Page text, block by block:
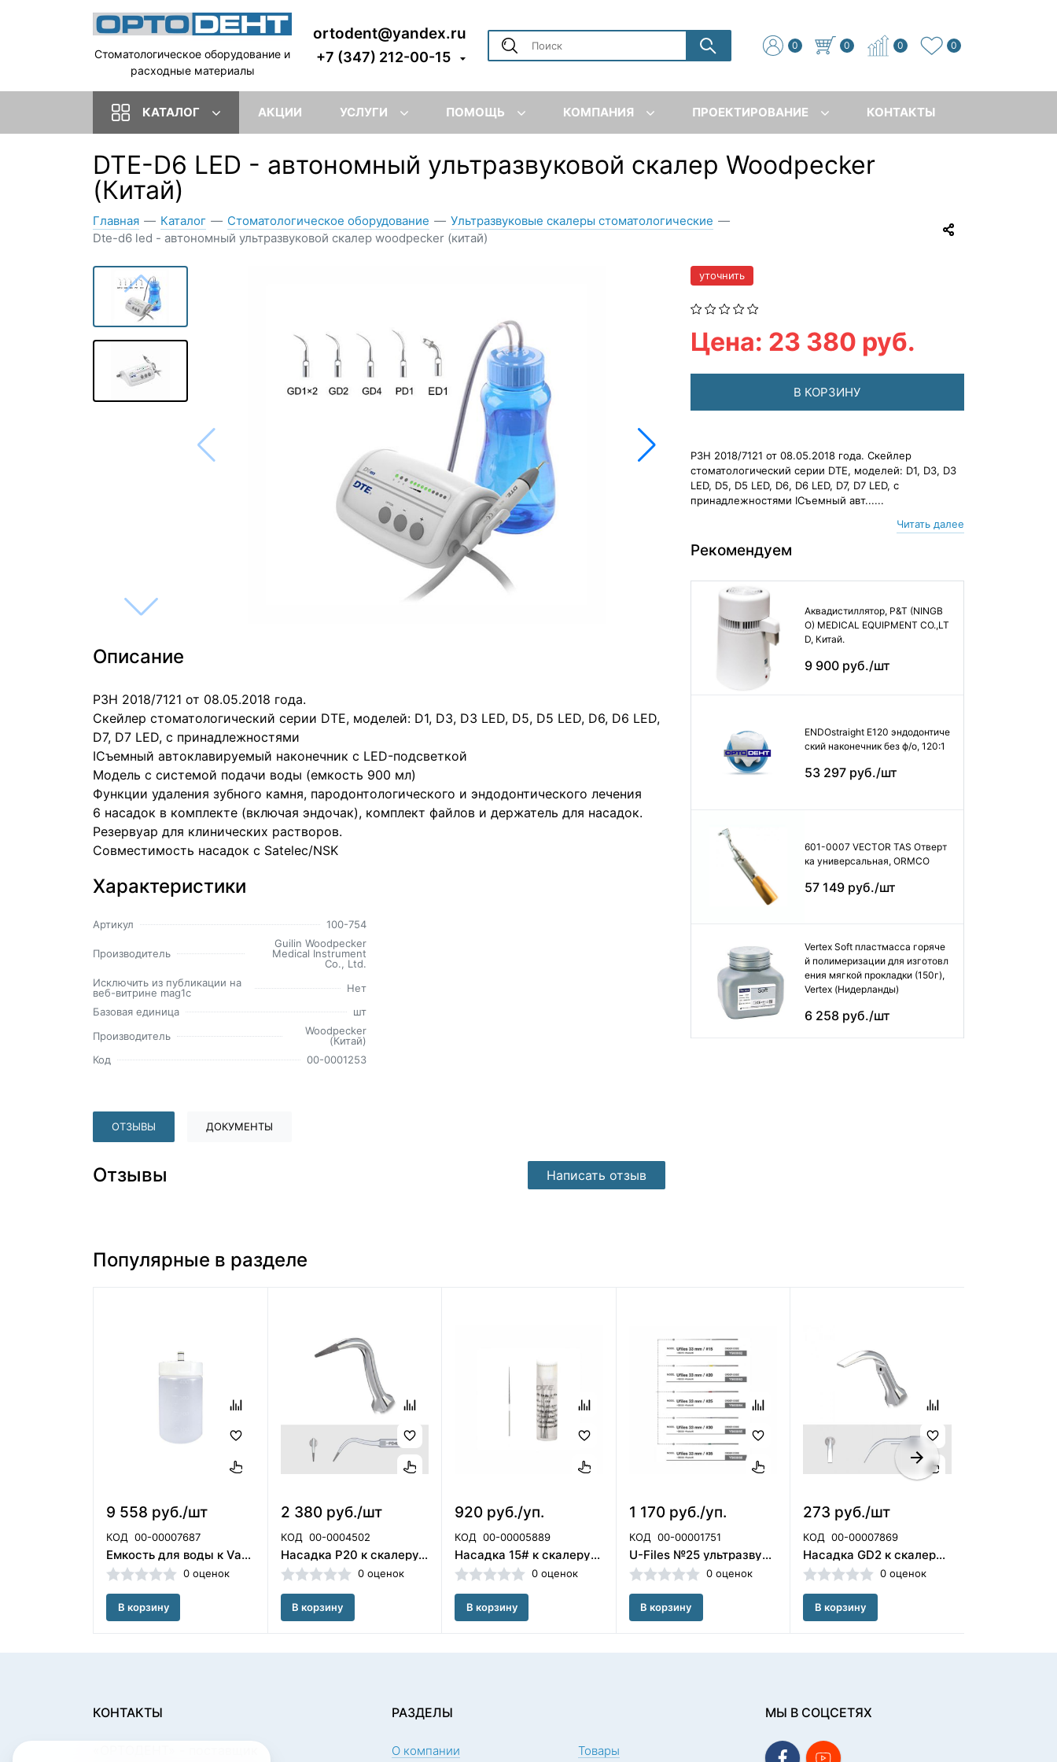
Стоматологическое оборудование и
расходные материалы
ortodent@yandex.ru
+7 (347) 212-00-15
0 0 0 0
КАТАЛОГ АКЦИИ УСЛУГИ ПОМОЩЬ КОМПАНИЯ ПРОЕКТИРОВАНИЕ КОНТАКТЫ
DTE-D6 LED - автономный ультразвуковой скалер Woodpecker
(Китай)
Главная — Каталог — Стоматологическое оборудование — Ультразвуковые скалеры стоматологические —
Dte-d6 led - автономный ультразвуковой скалер woodpecker (китай)
Описание
РЗН 2018/7121 от 08.05.2018 года.
Скейлер стоматологический серии DTE, моделей: D1, D3, D3 LED, D5, D5 LED, D6, D6 LED,
D7, D7 LED, с принадлежностями
IСъемный автоклавируемый наконечник с LED-подсветкой
Модель с системой подачи воды (емкость 900 мл)
Функции удаления зубного камня, пародонтологического и эндодонтического лечения
6 насадок в комплекте (включая эндочак), комплект файлов и держатель для насадок.
Резервуар для клинических растворов.
Совместимость насадок с Satelec/NSK
Характеристики
Артикул 100-754
Производитель
Guilin Woodpecker
Medical Instrument
Co., Ltd.
Исключить из публикации на
веб-витрине mag1c
Нет
Базовая единица
шт
Производитель
Woodpecker
(Китай)
Код
00-0001253
ОТЗЫВЫ ДОКУМЕНТЫ
Отзывы Написать отзыв
уточнить
Цена: 23 380 руб.
В КОРЗИНУ
РЗН 2018/7121 от 08.05.2018 года. Скейлер
стоматологический серии DTE, моделей: D1, D3, D3
LED, D5, D5 LED, D6, D6 LED, D7, D7 LED, с
принадлежностями IСъемный авт......
Читать далее
Рекомендуем
Аквадистиллятор, P&T (NINGB
O) MEDICAL EQUIPMENT CO.,LT
D, Китай.
9 900 руб./шт
ENDOstraight E120 эндодонтиче
ский наконечник без ф/о, 120:1
53 297 руб./шт
601-0007 VECTOR TAS Отверт
ка универсальная, ORMCO
57 149 руб./шт
Vertex Soft пластмасса горяче
й полимеризации для изготовл
ения мягкой прокладки (150г),
Vertex (Нидерланды)
6 258 руб./шт
Популярные в разделе
9 558 руб./шт
КОД 00-00007687
Емкость для воды к Varios 750 (350мл) NSK (Япония)
0 оценок
В корзину
2 380 руб./шт
КОД 00-0004502
Насадка P20 к скалеру/Woodpecker (Китай)
0 оценок
В корзину
920 руб./уп.
КОД 00-00005889
Насадка 15# к скалеру (6 файлов) /100-171/, Woodpecker (Китай)
0 оценок
В корзину
1 170 руб./уп.
КОД 00-00001751
U-Files №25 ультразвуковые файлы Varios для эндочака, 6 шт. NSK, Япония
0 оценок
В корзину
273 руб./шт
КОД 00-00007869
Насадка GD2 к скалеру DTE/NSK Woodpecker (Китай)
0 оценок
В корзину
КОНТАКТЫ РАЗДЕЛЫ
О компании Товары
МЫ В СОЦСЕТЯХ